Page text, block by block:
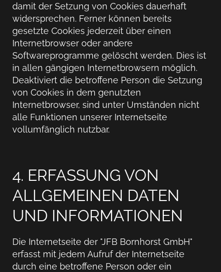
damit der Setzung von Cookies dauerhaft
widersprechen. Ferner können bereits
gesetzte Cookies jederzeit über einen
Internetbrowser oder andere
Softwareprogramme gelöscht werden. Dies ist
in allen gängigen Internetbrowsern möglich.
Deaktiviert die betroffene Person die Setzung
von Cookies in dem genutzten
Internetbrowser, sind unter Umständen nicht
alle Funktionen unserer Internetseite
vollumfänglich nutzbar.
4. ERFASSUNG VON
ALLGEMEINEN DATEN
UND INFORMATIONEN
Die Internetseite der "JFB Bornhorst GmbH"
erfasst mit jedem Aufruf der Internetseite
durch eine betroffene Person oder ein